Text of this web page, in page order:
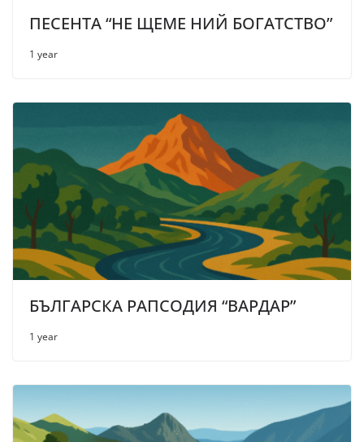
ПЕСЕНТА “НЕ ЩЕМЕ НИЙ БОГАТСТВО”
1 year
БЪЛГАРСКА РАПСОДИЯ “ВАРДАР”
1 year